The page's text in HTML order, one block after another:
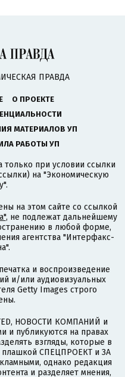
ПРАВДА
О ПРОЕКТЕ
МАТЕРИАЛОВ УП
РАБОТЫ УП
только при условии ссылки
на "Экономическую
на этом сайте со ссылкой
, не подлежат дальнейшему
в любой форме,
агентства "Интерфакс-
и воспроизведение
и/или аудиовизуальных
Getty Images строго
НОВОСТИ КОМПАНИЙ и
и публикуются на правах
взгляды, которые в
плашкой СПЕЦПРОЕКТ и ЗА
однако редакция
и разделяет мнения,